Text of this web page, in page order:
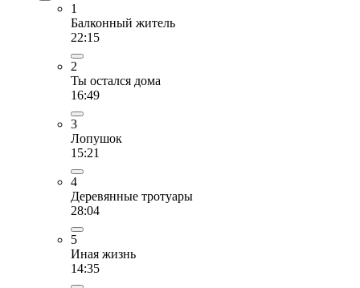
1
Балконный житель
22:15
2
Ты остался дома
16:49
3
Лопушок
15:21
4
Деревянные тротуары
28:04
5
Иная жизнь
14:35